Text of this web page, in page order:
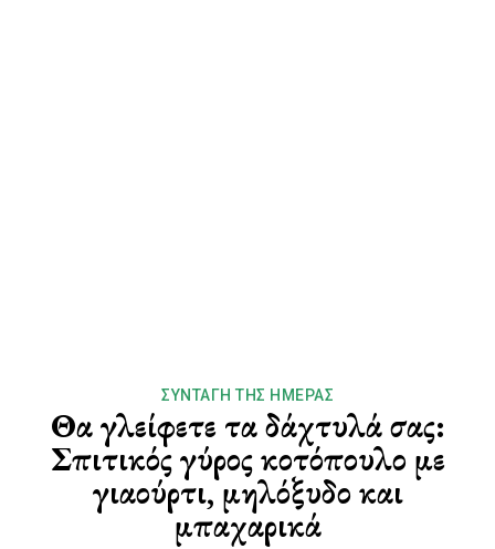
ΣΥΝΤΑΓΉ ΤΗΣ ΗΜΈΡΑΣ
Θα γλείφετε τα δάχτυλά σας:
Σπιτικός γύρος κοτόπουλο με
γιαούρτι, μηλόξυδο και
μπαχαρικά